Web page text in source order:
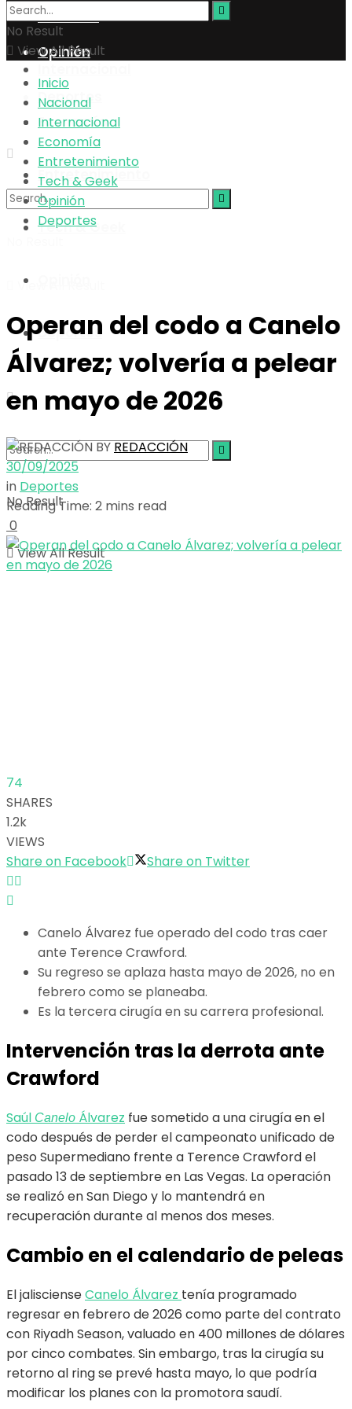
Tech & Geek
Opinión
Deportes
View All Result
Nacional
Economía
Entretenimiento
Tech & Geek
Deportes
No Result
View All Result
No Result
View All Result
Inicio
Nacional
Internacional
Economía
Entretenimiento
Tech & Geek
Opinión
Deportes
Operan del codo a Canelo
Álvarez; volvería a pelear
en mayo de 2026
BYREDACCIÓN
30/09/2025
in Deportes
Reading Time: 2 mins read
0
74
SHARES
1.2k
VIEWS
Share on Facebook
Share on Twitter
Canelo Álvarez fue operado del codo tras caer
ante Terence Crawford.
Su regreso se aplaza hasta mayo de 2026, no en
febrero como se planeaba.
Es la tercera cirugía en su carrera profesional.
Intervención tras la derrota ante
Crawford
Saúl Canelo Álvarez fue sometido a una cirugía en el
codo después de perder el campeonato unificado de
peso Supermediano frente a Terence Crawford el
pasado 13 de septiembre en Las Vegas. La operación
se realizó en San Diego y lo mantendrá en
recuperación durante al menos dos meses.
Cambio en el calendario de peleas
El jaliscienseCanelo Álvarez tenía programado
regresar en febrero de 2026 como parte del contrato
con Riyadh Season, valuado en 400 millones de dólares
por cinco combates. Sin embargo, tras la cirugía su
retorno al ring se prevé hasta mayo, lo que podría
modificar los planes con la promotora saudí.